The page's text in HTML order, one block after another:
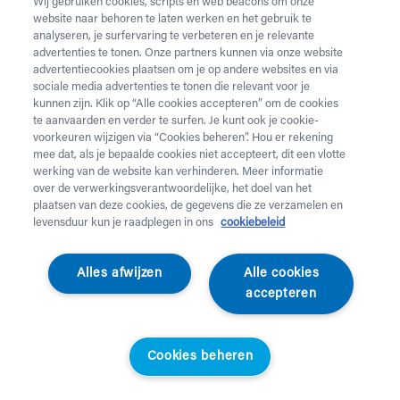
Vul onderstaand formulier in voor de huur van
zorgmateriaal.Dringende levering of levering in het
weekendnodig? Neem telefonisch contact op via 02 218
22 22.
Heb jekrukken nodig? Die kan je enkel aankopen. Wil je
huurmateriaal laten ophalen? Dat kan hier.
Opgelet!Je huurt voor minstens 1 maand en betaalt een
servicekost. Check de prijzenhier. Een gewone levering
duurt 2 werkdagen, een dringende levering krijg je de
feestdagen.
website naar behoren te laten werken en het gebruik te
analyseren, je surfervaring te verbeteren en je relevante
advertenties te tonen. Onze partners kunnen via onze website
advertentiecookies plaatsen om je op andere websites en via
sociale media advertenties te tonen die relevant voor je
kunnen zijn. Klik op “Alle cookies accepteren” om de cookies
te aanvaarden en verder te surfen. Je kunt ook je cookie-
voorkeuren wijzigen via “Cookies beheren”. Hou er rekening
mee dat, als je bepaalde cookies niet accepteert, dit een vlotte
werking van de website kan verhinderen. Meer informatie
over de verwerkingsverantwoordelijke, het doel van het
plaatsen van deze cookies, de gegevens die ze verzamelen en
levensduur kun je raadplegen in ons
cookiebeleid
Alle cookies
accepteren
Alles afwijzen
Cookies beheren